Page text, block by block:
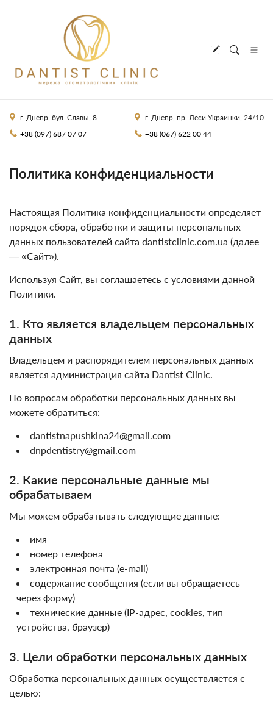
г. Днепр, бул. Славы, 8
+38 (097) 687 07 07
г. Днепр, пр. Леси Украинки, 24/10
+38 (067) 622 00 44
Политика конфиденциальности
Настоящая Политика конфиденциальности определяет
порядок сбора, обработки и защиты персональных
данных пользователей сайта dantistclinic.com.ua (далее
— «Сайт»).
Используя Сайт, вы соглашаетесь с условиями данной
Политики.
1. Кто является владельцем персональных
данных
Владельцем и распорядителем персональных данных
является администрация сайта Dantist Clinic.
По вопросам обработки персональных данных вы
можете обратиться:
dantistnapushkina24@gmail.com
dnpdentistry@gmail.com
2. Какие персональные данные мы
обрабатываем
Мы можем обрабатывать следующие данные:
имя
номер телефона
электронная почта (e-mail)
содержание сообщения (если вы обращаетесь
через форму)
технические данные (IP-адрес, cookies, тип
устройства, браузер)
3. Цели обработки персональных данных
Обработка персональных данных осуществляется с
целью: